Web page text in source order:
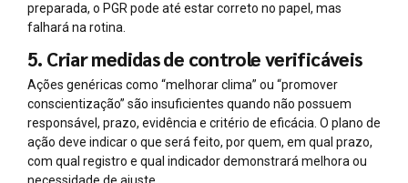
preparada, o PGR pode até estar correto no papel, mas
falhará na rotina.
5. Criar medidas de controle verificáveis
Ações genéricas como “melhorar clima” ou “promover
conscientização” são insuficientes quando não possuem
responsável, prazo, evidência e critério de eficácia. O plano de
ação deve indicar o que será feito, por quem, em qual prazo,
com qual registro e qual indicador demonstrará melhora ou